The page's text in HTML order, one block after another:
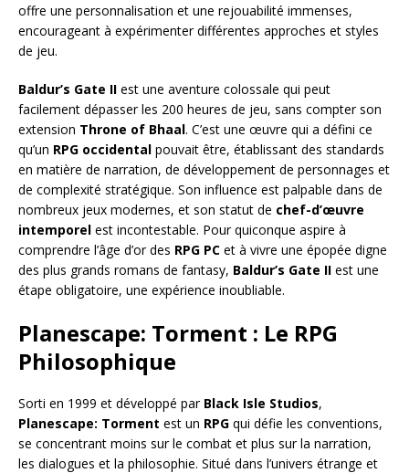
offre une personnalisation et une rejouabilité immenses,
encourageant à expérimenter différentes approches et styles
de jeu.
Baldur’s Gate II est une aventure colossale qui peut
facilement dépasser les 200 heures de jeu, sans compter son
extension Throne of Bhaal. C’est une œuvre qui a défini ce
qu’un RPG occidental pouvait être, établissant des standards
en matière de narration, de développement de personnages et
de complexité stratégique. Son influence est palpable dans de
nombreux jeux modernes, et son statut de chef-d’œuvre
intemporel est incontestable. Pour quiconque aspire à
comprendre l’âge d’or des RPG PC et à vivre une épopée digne
des plus grands romans de fantasy, Baldur’s Gate II est une
étape obligatoire, une expérience inoubliable.
Planescape: Torment : Le RPG
Philosophique
Sorti en 1999 et développé par Black Isle Studios,
Planescape: Torment est un RPG qui défie les conventions,
se concentrant moins sur le combat et plus sur la narration,
les dialogues et la philosophie. Situé dans l’univers étrange et